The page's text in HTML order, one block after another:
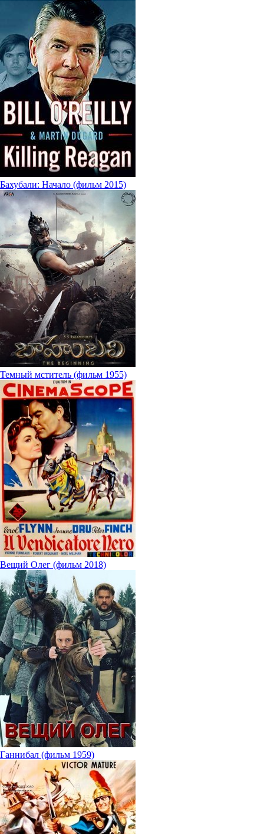
Бахубали: Начало (фильм 2015)
Темный мститель (фильм 1955)
Вещий Олег (фильм 2018)
Ганнибал (фильм 1959)